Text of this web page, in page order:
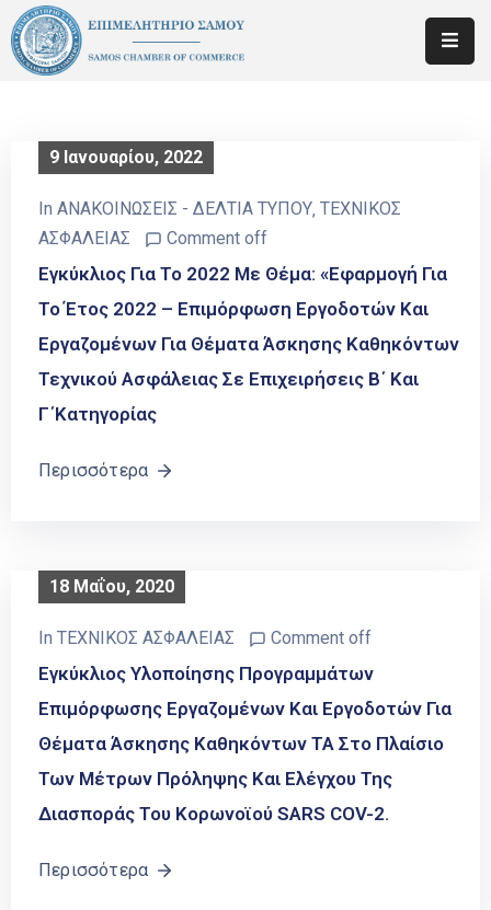
ΕΝΗΜΕΡΩΣΗ
ΜΕΛΩΝ
ΚΑΤΑΡΤΙΣΗ
ΕΚΠΑΙΔΕΥΣΗ
ΕΠΙΚΟΙΝΩΝΙΑ
9 Ιανουαρίου, 2022
In ΑΝΑΚΟΙΝΩΣΕΙΣ - ΔΕΛΤΙΑ ΤΥΠΟΥ‚ ΤΕΧΝΙΚΟΣ
ΑΣΦΑΛΕΙΑΣ
Comment off
Εγκύκλιος Για Το 2022 Με Θέμα: «Εφαρμογή Για
Το Έτος 2022 – Επιμόρφωση Εργοδοτών Και
Εργαζομένων Για Θέματα Άσκησης Καθηκόντων
Τεχνικού Ασφάλειας Σε Επιχειρήσεις Β΄ Και
Γ΄κατηγορίας
Περισσότερα
18 Μαΐου, 2020
In ΤΕΧΝΙΚΟΣ ΑΣΦΑΛΕΙΑΣ Comment off
Εγκύκλιος Υλοποίησης Προγραμμάτων
Επιμόρφωσης Εργαζομένων Και Εργοδοτών Για
Θέματα Άσκησης Καθηκόντων ΤΑ Στο Πλαίσιο
Των Μέτρων Πρόληψης Και Ελέγχου Της
Διασποράς Του Κορωνοϊού SARS COV-2.
Περισσότερα